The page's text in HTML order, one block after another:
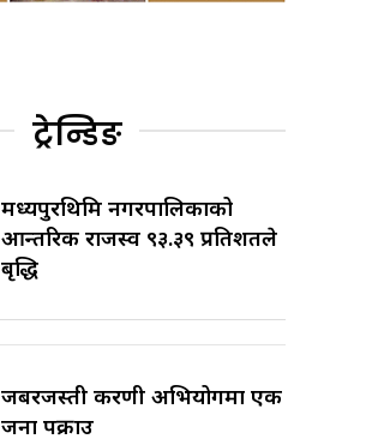
ट्रेन्डिङ
मध्यपुरथिमि नगरपालिकाको
आन्तरिक राजस्व ९३.३९ प्रतिशतले
बृद्धि
जबरजस्ती करणी अभियोगमा एक
जना पक्राउ